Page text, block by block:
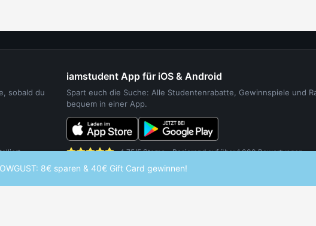
8€ sparen & 40€ Gift Card gewinnen!
sobald du
iamstudent App für iOS & Android
Spart euch die Suche: Alle Studentenrabatte, Gewinnspiele und
bequem in einer App.
4,75/5 Sterne - Basierend auf über 1.000 Bewertungen.